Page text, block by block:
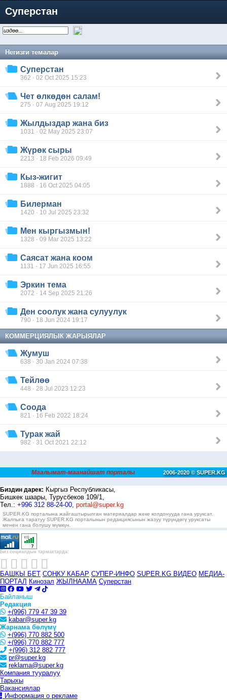
Суперстан
Негизги темалар
Суперстан
362 · 02 Oct 2025 15:23
Чет өлкөдөн салам!
275 · 07 Aug 2025 19:12
Жылдыздар жана биз
1031 · 02 May 2025 23:07
Жүрөк сыры
2213 · 18 Feb 2026 09:49
Кыз-жигит
1888 · 16 Oct 2025 04:05
Билерман
1420 · 10 Jul 2025 23:32
Мен кыргызмын!
1328 · 09 Mar 2025 13:22
Саясат жана коом
1131 · 17 Jun 2025 16:55
Эркин тема
2072 · 14 Sep 2025 21:26
Ден соолук жана сулуулук
790 · 18 Jun 2024 19:17
КОММЕРЦИЯЛЫК ЖАРЫЯЛАР
Жумуш
638 · 30 Jan 2024 07:38
Тейлөө
448 · 28 Jul 2023 12:23
Соода
821 · 16 Feb 2022 18:24
Турак жай
982 · 31 Oct 2021 22:12
Маалымат-маанайшат порталы 2006-2020 © SUPER.KG
Биздин дарек: Кыргыз Республикасы,
Бишкек шаары, Турусбеков 109/1,
Тел.: +996 312 88-24-00, portal@super.kg
SUPER.KG порталына жайгаштырылган материалдар жеке колдонууда гана уруксат.
Жалпыга таратуу SUPER.KG порталынын редакциясынын жазуу түрүндөгү уруксаты
менен гана болушу мүмкүн.
Биз социалдык тармактарда:
БАШКЫ БЕТ СОҢКУ КАБАР СУПЕР-ИНФО SUPER.KG ВИДЕО МЕДИА-
ПОРТАЛ Кинозал ЖЫЛНААМА Суперстан
Байланыш
Редакция
+(996) 779 47 39 39
kabar@super.kg
Жарнама бөлүмү
+(996) 770 882 500
+(996) 770 882 777
+(996) 312 882 777
pr@super.kg
reklama@super.kg
Компания тууралуу
Тарыхы
Вакансиялар
Информация о рекламе